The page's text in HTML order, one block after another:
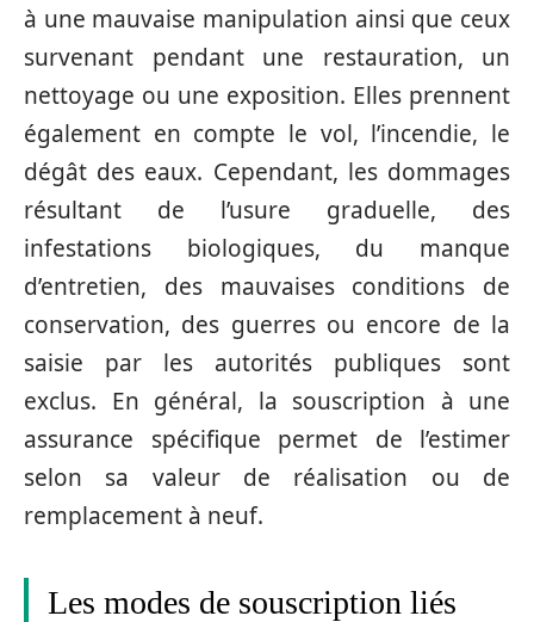
à une mauvaise manipulation ainsi que ceux
survenant pendant une restauration, un
nettoyage ou une exposition. Elles prennent
également en compte le vol, l’incendie, le
dégât des eaux. Cependant, les dommages
résultant de l’usure graduelle, des
infestations biologiques, du manque
d’entretien, des mauvaises conditions de
conservation, des guerres ou encore de la
saisie par les autorités publiques sont
exclus. En général, la souscription à une
assurance spécifique permet de l’estimer
selon sa valeur de réalisation ou de
remplacement à neuf.
Les modes de souscription liés